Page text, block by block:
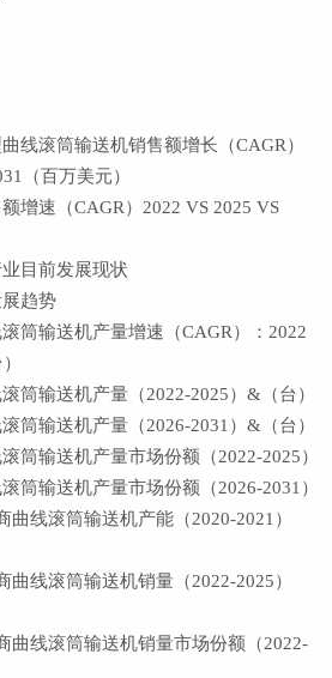
线滚筒输送机销售额增长（CAGR）
（百万美元）
增速（CAGR）2022 VS 2025 VS
目前发展现状
趋势
筒输送机产量增速（CAGR）：2022
筒输送机产量（2022-2025）&（台）
筒输送机产量（2026-2031）&（台）
筒输送机产量市场份额（2022-2025）
筒输送机产量市场份额（2026-2031）
线滚筒输送机产能（2020-2021）
线滚筒输送机销量（2022-2025）
线滚筒输送机销量市场份额（2022-